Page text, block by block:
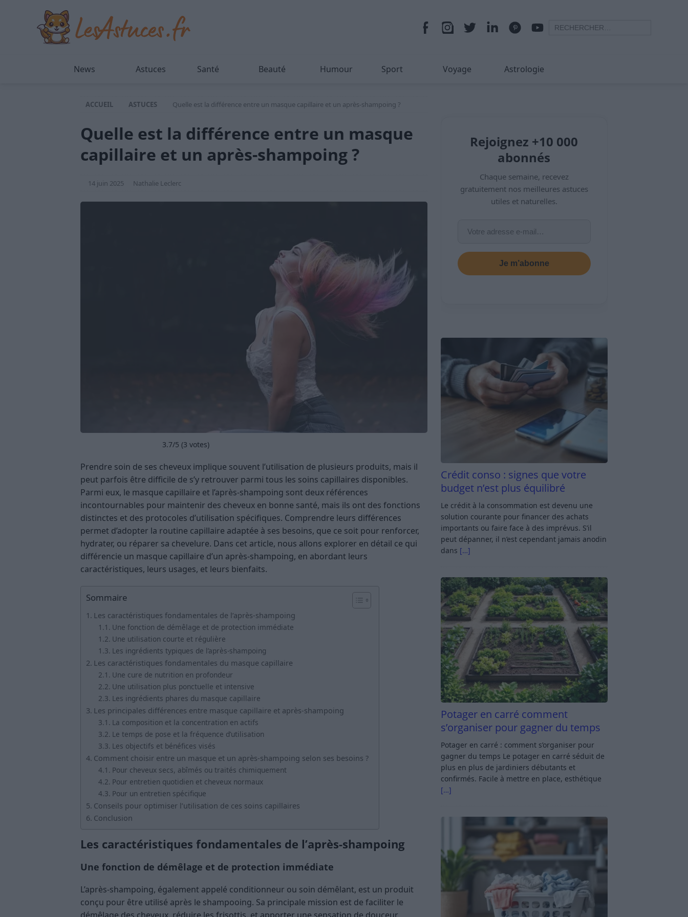
News Astuces Santé Beauté Humour Sport Voyage Astrologie
ACCUEIL ASTUCES Quelle est la différence entre un masque capillaire et un après-shampoing ?
Quelle est la différence entre un masque
capillaire et un après-shampoing ?
14 juin 2025 Nathalie Leclerc
3.7/5 (3 votes)
Prendre soin de ses cheveux implique souvent l’utilisation de plusieurs produits, mais il
peut parfois être difficile de s’y retrouver parmi tous les soins capillaires disponibles.
Parmi eux, le masque capillaire et l’après-shampoing sont deux références
incontournables pour maintenir des cheveux en bonne santé, mais ils ont des fonctions
distinctes et des protocoles d’utilisation spécifiques. Comprendre leurs différences
permet d’adopter la routine capillaire adaptée à ses besoins, que ce soit pour renforcer,
hydrater, ou réparer sa chevelure. Dans cet article, nous allons explorer en détail ce qui
différencie un masque capillaire d’un après-shampoing, en abordant leurs
caractéristiques, leurs usages, et leurs bienfaits.
Sommaire
Les caractéristiques fondamentales de l’après-shampoing
Une fonction de démêlage et de protection immédiate
Une utilisation courte et régulière
Les ingrédients typiques de l’après-shampoing
Les caractéristiques fondamentales du masque capillaire
Une cure de nutrition en profondeur
Une utilisation plus ponctuelle et intensive
Les ingrédients phares du masque capillaire
Les principales différences entre masque capillaire et après-shampoing
La composition et la concentration en actifs
Le temps de pose et la fréquence d’utilisation
Les objectifs et bénéfices visés
Comment choisir entre un masque et un après-shampoing selon ses besoins ?
Pour cheveux secs, abîmés ou traités chimiquement
Pour entretien quotidien et cheveux normaux
Pour un entretien spécifique
Conseils pour optimiser l’utilisation de ces soins capillaires
Conclusion
Les caractéristiques fondamentales de l’après-shampoing
Une fonction de démêlage et de protection immédiate
L’après-shampoing, également appelé conditionneur ou soin démêlant, est un produit
conçu pour être utilisé après le shampooing. Sa principale mission est de faciliter le
Rejoignez +10 000
abonnés
Chaque semaine, recevez
gratuitement nos meilleures astuces
utiles et naturelles.
Je m’abonne
Crédit conso : signes que votre
budget n’est plus équilibré
Le crédit à la consommation est devenu une
solution courante pour financer des achats
importants ou faire face à des imprévus. S’il
peut dépanner, il n’est cependant jamais anodin
dans […]
Potager en carré comment
s’organiser pour gagner du temps
Potager en carré : comment s’organiser pour
gagner du temps Le potager en carré séduit de
plus en plus de jardiniers débutants et
confirmés. Facile à mettre en place, esthétique
[…]